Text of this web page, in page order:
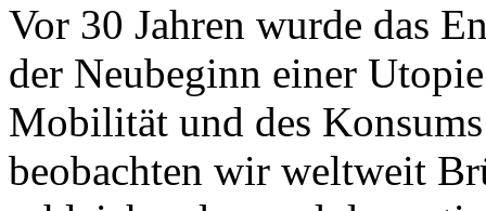
Vor 30 Jahren wurde das
der Neubeginn einer
Mobilität und des
beobachten wir weltweit